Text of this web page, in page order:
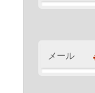
メール